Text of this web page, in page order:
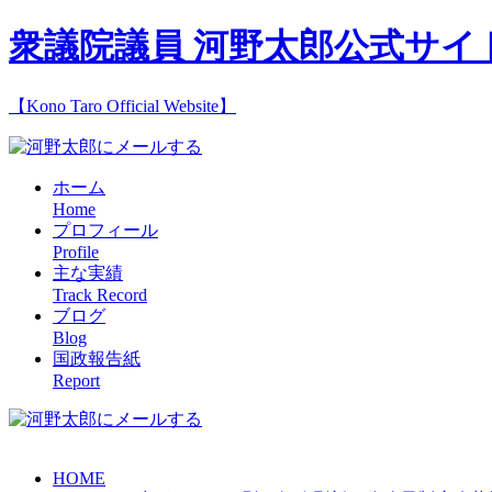
衆議院議員 河野太郎公式サイ
【Kono Taro Official Website】
ホーム
Home
プロフィール
Profile
主な実績
Track Record
ブログ
Blog
国政報告紙
Report
HOME